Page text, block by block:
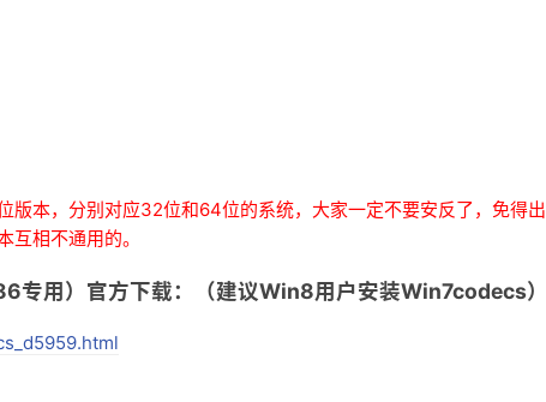
本，分别对应32位和64位的系统，大家一定不要安反了，免得出
互相不通用的。
用）官方下载：（建议Win8用户安装Win7codecs）